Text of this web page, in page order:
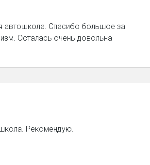
автошкола. Спасибо большое за
Осталась очень довольна
Рекомендую.